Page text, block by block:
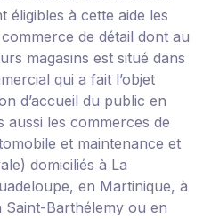
éligibles à cette aide les
de détail dont au
magasins est situé dans
qui a fait l’objet
d’accueil du public en
aussi les commerces de
et maintenance et
domiciliés à La
en Martinique, à
Saint-Barthélemy ou en